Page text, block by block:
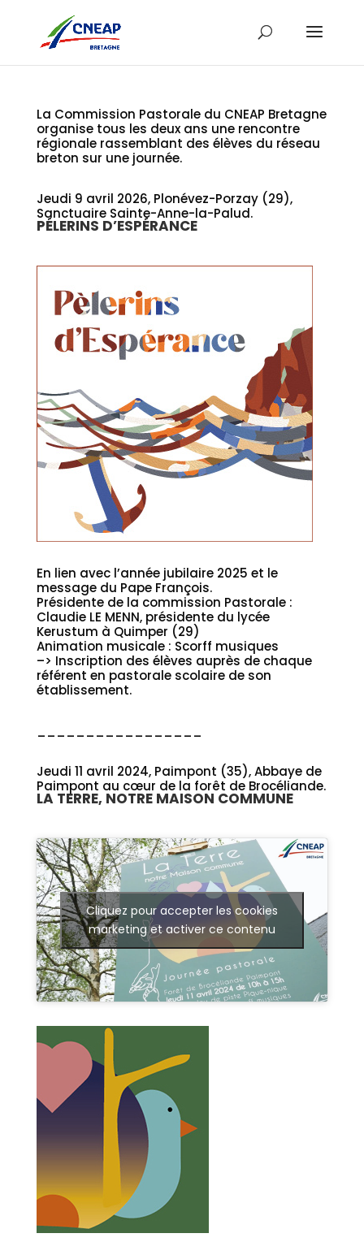
La Commission Pastorale du CNEAP Bretagne
organise tous les deux ans une rencontre
régionale rassemblant des élèves du réseau
breton sur une journée.
Jeudi 9 avril 2026, Plonévez-Porzay (29),
Sanctuaire Sainte-Anne-la-Palud.
PÉLERINS D’ESPÉRANCE
En lien avec l’année jubilaire 2025 et le
message du Pape François.
Présidente de la commission Pastorale :
Claudie LE MENN, présidente du lycée
Kerustum à Quimper (29)
Animation musicale : Scorff musiques
–> Inscription des élèves auprès de chaque
référent en pastorale scolaire de son
établissement.
Jeudi 11 avril 2024, Paimpont (35), Abbaye de
Paimpont au cœur de la forêt de Brocéliande.
LA TERRE, NOTRE MAISON COMMUNE
Cliquez pour accepter les cookies
marketing et activer ce contenu